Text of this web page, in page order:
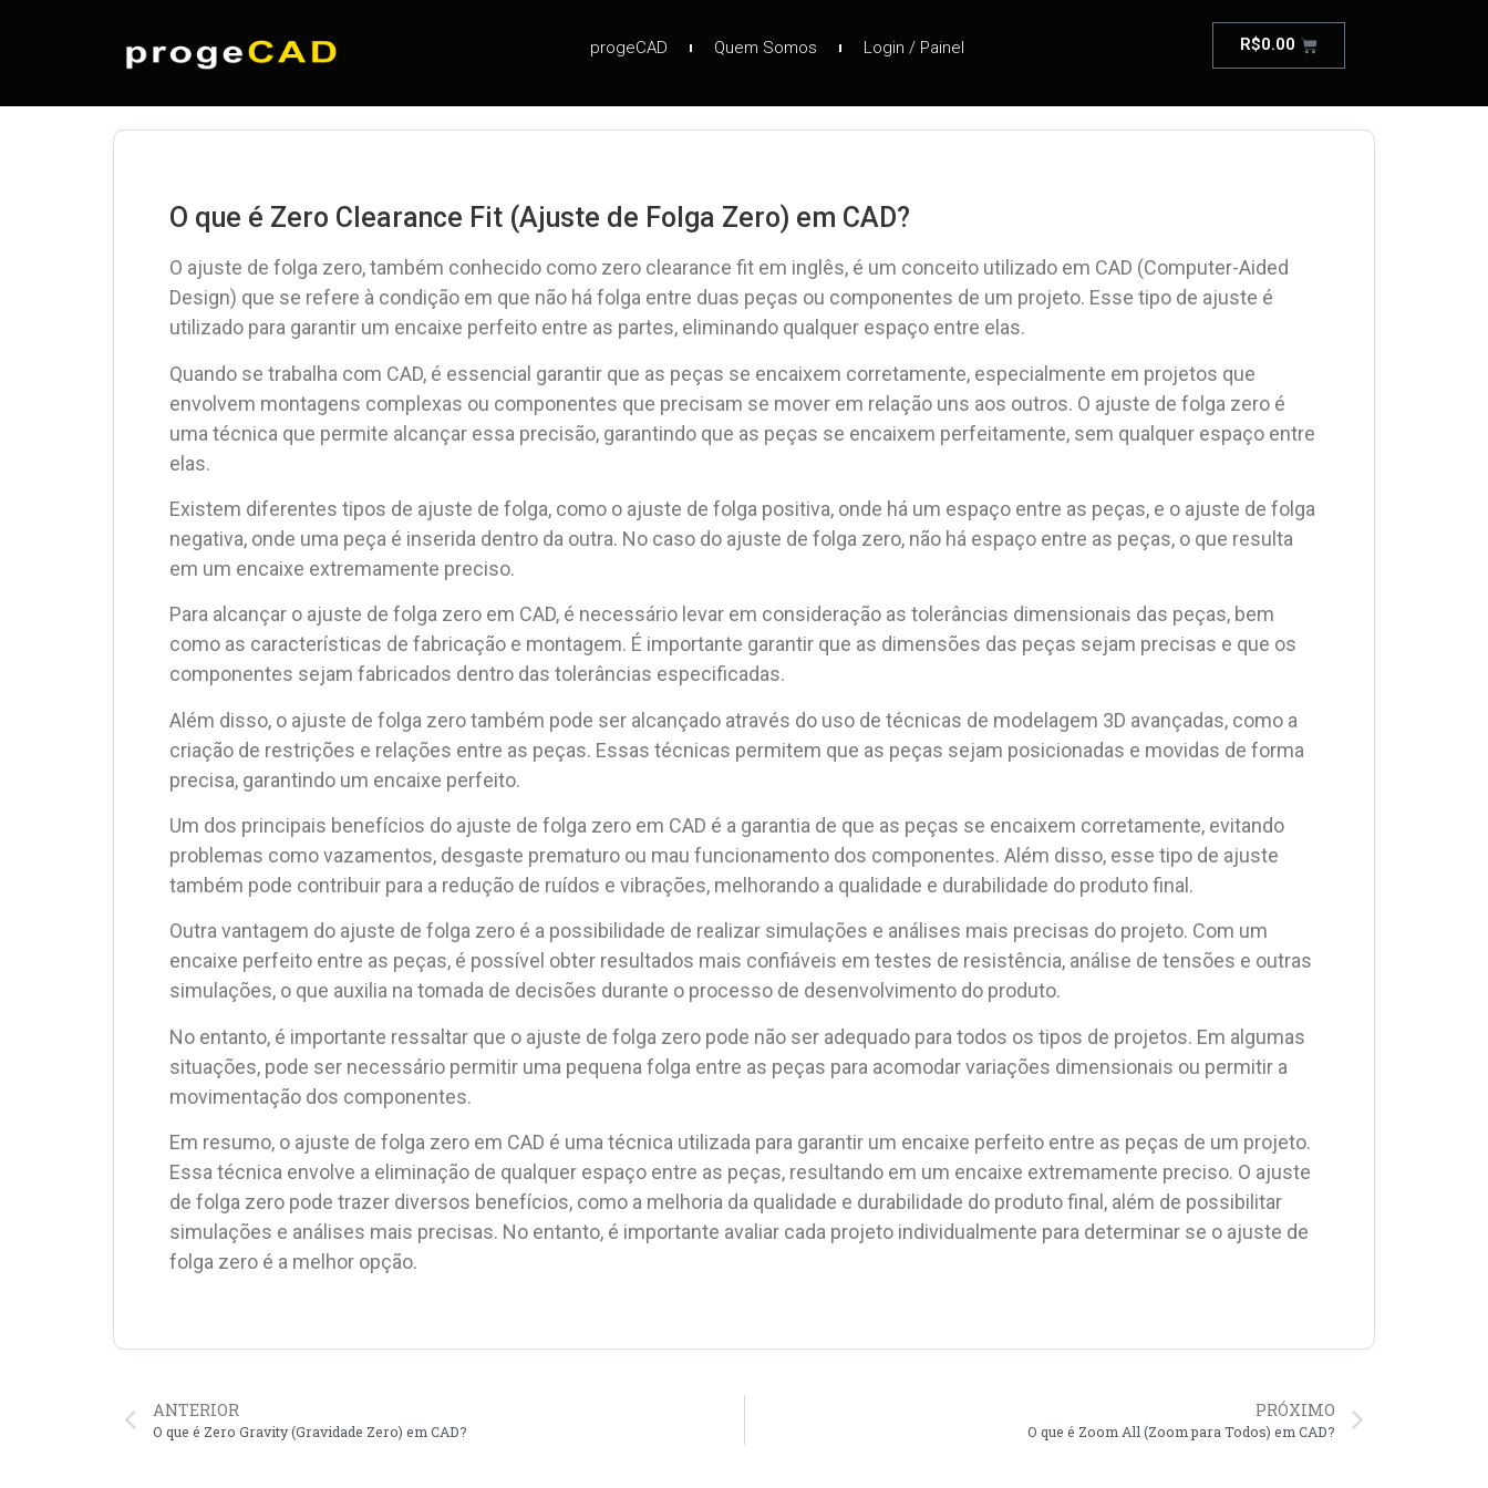
progeCAD Quem Somos Login / Painel R$0.00
O que é Zero Clearance Fit (Ajuste de Folga Zero) em CAD?
O ajuste de folga zero, também conhecido como zero clearance fit em inglês, é um conceito utilizado em CAD (Computer-Aided
Design) que se refere à condição em que não há folga entre duas peças ou componentes de um projeto. Esse tipo de ajuste é
utilizado para garantir um encaixe perfeito entre as partes, eliminando qualquer espaço entre elas.
Quando se trabalha com CAD, é essencial garantir que as peças se encaixem corretamente, especialmente em projetos que
envolvem montagens complexas ou componentes que precisam se mover em relação uns aos outros. O ajuste de folga zero é
uma técnica que permite alcançar essa precisão, garantindo que as peças se encaixem perfeitamente, sem qualquer espaço entre
elas.
Existem diferentes tipos de ajuste de folga, como o ajuste de folga positiva, onde há um espaço entre as peças, e o ajuste de folga
negativa, onde uma peça é inserida dentro da outra. No caso do ajuste de folga zero, não há espaço entre as peças, o que resulta
em um encaixe extremamente preciso.
Para alcançar o ajuste de folga zero em CAD, é necessário levar em consideração as tolerâncias dimensionais das peças, bem
como as características de fabricação e montagem. É importante garantir que as dimensões das peças sejam precisas e que os
componentes sejam fabricados dentro das tolerâncias especificadas.
Além disso, o ajuste de folga zero também pode ser alcançado através do uso de técnicas de modelagem 3D avançadas, como a
criação de restrições e relações entre as peças. Essas técnicas permitem que as peças sejam posicionadas e movidas de forma
precisa, garantindo um encaixe perfeito.
Um dos principais benefícios do ajuste de folga zero em CAD é a garantia de que as peças se encaixem corretamente, evitando
problemas como vazamentos, desgaste prematuro ou mau funcionamento dos componentes. Além disso, esse tipo de ajuste
também pode contribuir para a redução de ruídos e vibrações, melhorando a qualidade e durabilidade do produto final.
Outra vantagem do ajuste de folga zero é a possibilidade de realizar simulações e análises mais precisas do projeto. Com um
encaixe perfeito entre as peças, é possível obter resultados mais confiáveis em testes de resistência, análise de tensões e outras
simulações, o que auxilia na tomada de decisões durante o processo de desenvolvimento do produto.
No entanto, é importante ressaltar que o ajuste de folga zero pode não ser adequado para todos os tipos de projetos. Em algumas
situações, pode ser necessário permitir uma pequena folga entre as peças para acomodar variações dimensionais ou permitir a
movimentação dos componentes.
Em resumo, o ajuste de folga zero em CAD é uma técnica utilizada para garantir um encaixe perfeito entre as peças de um projeto.
Essa técnica envolve a eliminação de qualquer espaço entre as peças, resultando em um encaixe extremamente preciso. O ajuste
de folga zero pode trazer diversos benefícios, como a melhoria da qualidade e durabilidade do produto final, além de possibilitar
simulações e análises mais precisas. No entanto, é importante avaliar cada projeto individualmente para determinar se o ajuste de
folga zero é a melhor opção.
ANTERIOR
O que é Zero Gravity (Gravidade Zero) em CAD?
PRÓXIMO
O que é Zoom All (Zoom para Todos) em CAD?